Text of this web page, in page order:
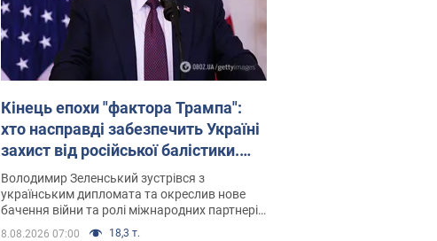
Кінець епохи "фактора Трампа":
хто насправді забезпечить Україні
захист від російської балістики.
Інтерв’ю з Безсмертним
Володимир Зеленський зустрівся з
українським дипломата та окреслив нове
бачення війни та ролі міжнародних партнерів
у боротьбі з Росією
8.08.2026 07:00 18,3 т.